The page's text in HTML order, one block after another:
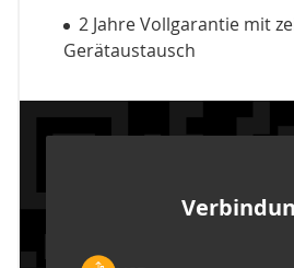
2 Jahre Vollgarantie mit
Gerätaustausch